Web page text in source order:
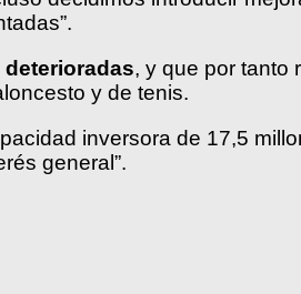
, y que por tanto
y de tenis.
inversora de 17,5
general”.